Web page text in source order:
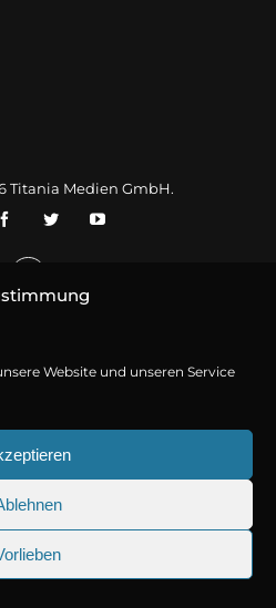
Website und unseren Service
Titania Medien GmbH.